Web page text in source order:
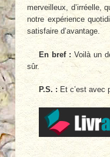
merveilleux, d’irréelle,
notre expérience
satisfaire d’avantage.
En bref :Voilà un
sûr.
P.S. :Et c’est avec